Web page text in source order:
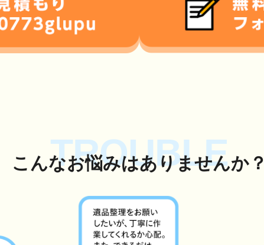
TROUBLE
こんなお悩みはありませんか？